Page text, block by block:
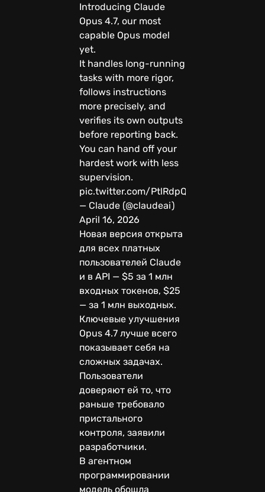
Introducing Claude
Opus 4.7, our most
capable Opus model
yet.
It handles long-running
tasks with more rigor,
follows instructions
more precisely, and
verifies its own outputs
before reporting back.
You can hand off your
hardest work with less
supervision.
pic.twitter.com/PtlRdpQcG5
— Claude (@claudeai)
April 16, 2026
Новая версия открыта
для всех платных
пользователей Claude
и в API — $5 за 1 млн
входных токенов, $25
— за 1 млн выходных.
Ключевые улучшения
Opus 4.7 лучше всего
показывает себя на
сложных задачах.
Пользователи
доверяют ей то, что
раньше требовало
пристального
контроля, заявили
разработчики.
В агентном
программировании
модель обошла